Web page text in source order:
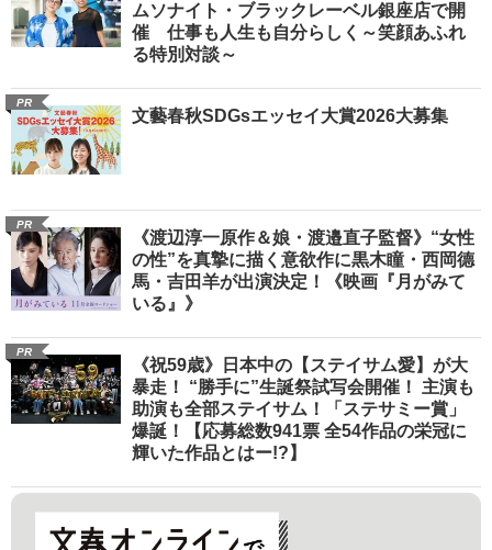
ムソナイト・ブラックレーベル銀座店で開
催 仕事も人生も自分らしく～笑顔あふれ
る特別対談～
PR
文藝春秋SDGsエッセイ大賞2026大募集
PR
《渡辺淳一原作＆娘・渡邉直子監督》“女性
の性”を真摯に描く意欲作に黒木瞳・西岡德
馬・吉田羊が出演決定！《映画『月がみて
いる』》
PR
《祝59歳》日本中の【ステイサム愛】が大
暴走！ “勝手に”生誕祭試写会開催！ 主演も
助演も全部ステイサム！「ステサミー賞」
爆誕！【応募総数941票 全54作品の栄冠に
輝いた作品とはー!?】